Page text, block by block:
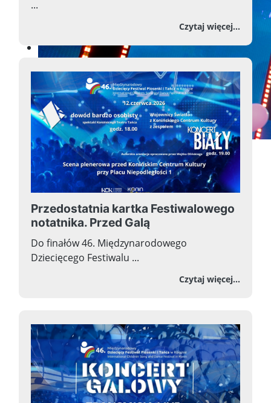
...
Czytaj więcej...o
Przedostatnia kartka Festiwalowego
notatnika. Przed Galą
Do finałów 46. Międzynarodowego
Dziecięcego Festiwalu ...
Czytaj więcej...o